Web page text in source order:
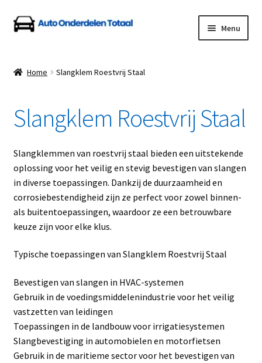
Ga
door
navigatie
Ga
naar
inhoud
Menu
Auto Onderdelen Shop
Betalen en Verzenden
Blog
Contact
Over Ons
Home Slangklem Roestvrij Staal
Slangklem Roestvrij Staal
Slangklemmen van roestvrij staal bieden een uitstekende
oplossing voor het veilig en stevig bevestigen van slangen
in diverse toepassingen. Dankzij de duurzaamheid en
corrosiebestendigheid zijn ze perfect voor zowel binnen-
als buitentoepassingen, waardoor ze een betrouwbare
keuze zijn voor elke klus.
Typische toepassingen van Slangklem Roestvrij Staal
Bevestigen van slangen in HVAC-systemen
Gebruik in de voedingsmiddelenindustrie voor het veilig
vastzetten van leidingen
Toepassingen in de landbouw voor irrigatiesystemen
Slangbevestiging in automobielen en motorfietsen
Gebruik in de maritieme sector voor het bevestigen van